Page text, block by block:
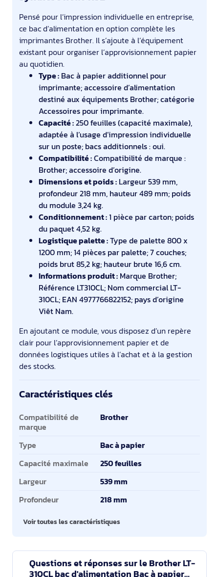
Pensé pour l’impression individuelle en entreprise,
ce bac d’alimentation en option complète les
imprimantes Brother. Il s’ajoute à l’équipement
existant pour organiser l’approvisionnement papier
au quotidien.
Type : Bac à papier additionnel pour
imprimante; accessoire d’alimentation
destiné aux équipements Brother; catégorie
Accessoires pour imprimante.
Capacité :250 feuilles (capacité maximale),
adaptée à l’usage d’impression individuelle
sur un poste; bacs additionnels : oui.
Compatibilité :Compatibilité de marque :
Brother; accessoire d’origine.
Dimensions et poids : Largeur 539 mm,
profondeur 218 mm, hauteur 489 mm; poids
du module 3,24 kg.
Conditionnement :1 pièce par carton; poids
du paquet 4,52 kg.
Logistique palette :Type de palette 800 x
1200 mm; 14 pièces par palette; 7 couches;
poids brut 85,2 kg; hauteur brute 16,6 cm.
Informations produit : Marque Brother;
Référence LT310CL; Nom commercial LT-
310CL; EAN 4977766822152; pays d’origine
Viêt Nam.
En ajoutant ce module, vous disposez d’un repère
clair pour l’approvisionnement papier et de
données logistiques utiles à l’achat et à la gestion
des stocks.
Caractéristiques clés
Caractéristiques clés
Compatibilité de
marque
Brother
Type
Bac à papier
Capacité maximale
250 feuilles
Largeur
539 mm
Profondeur
218 mm
Voir toutes les caractéristiques
Questions et réponses sur le Brother LT-
310CL bac d'alimentation Bac à papier